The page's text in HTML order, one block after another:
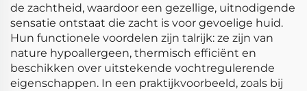
de zachtheid, waardoor een gezellige, uitnodigende
sensatie ontstaat die zacht is voor gevoelige huid.
Hun functionele voordelen zijn talrijk: ze zijn van
nature hypoallergeen, thermisch efficiënt en
beschikken over uitstekende vochtregulerende
eigenschappen. In een praktijkvoorbeeld, zoals bij